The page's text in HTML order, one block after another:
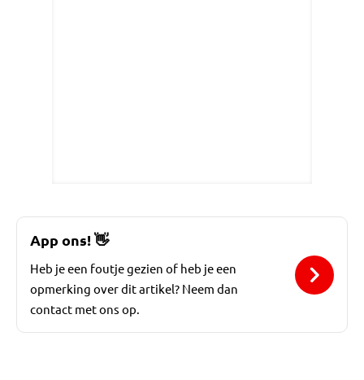
App ons!👋
Heb je een foutje gezien of heb je een
opmerking over dit artikel? Neem dan
contact met ons op.